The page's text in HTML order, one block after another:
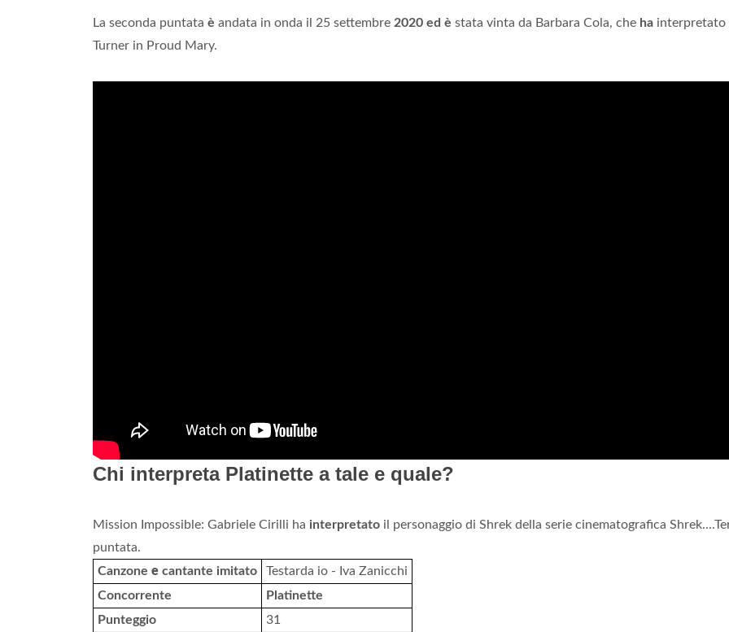
La seconda puntata è andata in onda il 25 settembre 2020 ed è stata vinta da Barbara Cola, che ha interpretato
Turner in Proud Mary.
Chi interpreta Platinette a tale e quale?
Mission Impossible: Gabriele Cirilli ha interpretato il personaggio di Shrek della serie cinematografica
puntata.
Canzone e cantante imitato
Testarda io - Iva Zanicchi
Concorrente
Platinette
Punteggio
31